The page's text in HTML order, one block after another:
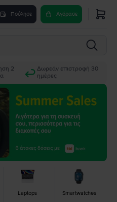
Πούλησε Αγόρασε
2
Δωρεάν επιστροφή 30
ημέρες
Laptops Smartwatches